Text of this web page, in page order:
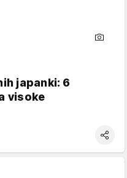
japanki: 6
visoke